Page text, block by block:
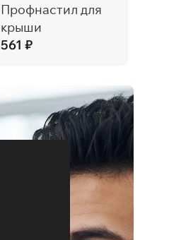
Профнастил для
крыши
561 ₽